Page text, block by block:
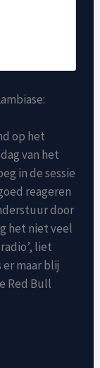
op het
van het
in de sessie
reageren
door
het niet veel
liet
er maar blij
Red Bull